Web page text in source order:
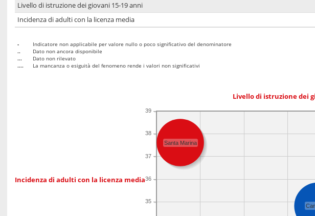
Livello di istruzione dei giovani 15-19 anni
Incidenza di adulti con la licenza media
-
Indicatore non applicabile per valore nullo o poco significativo del denominatore
..
Dato non ancora disponibile
...
Dato non rilevato
....
La mancanza o esiguità del fenomeno rende i valori non significativi
Livello di istruzione dei
Incidenza di adulti con la licenza media
35
36
37
38
39
Santa Marina